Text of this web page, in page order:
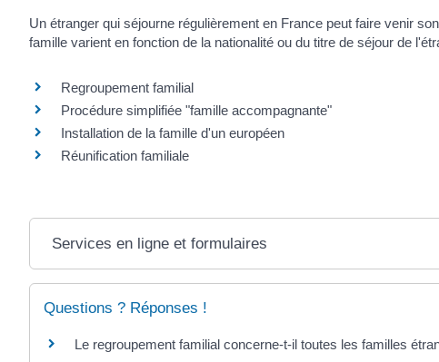
Un étranger qui séjourne régulièrement en France peut faire venir
famille varient en fonction de la nationalité ou du titre de séjour de
Regroupement familial
Procédure simplifiée "famille accompagnante"
Installation de la famille d'un européen
Réunification familiale
Services en ligne et formulaires
Questions ? Réponses !
Le regroupement familial concerne-t-il toutes les familles